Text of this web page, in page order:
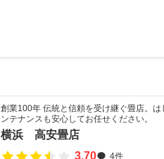
創業100年 伝統と信頼を受け継ぐ畳店。は
ンテナンスも安心してお任せください。
横浜 高安畳店
3.70
4件